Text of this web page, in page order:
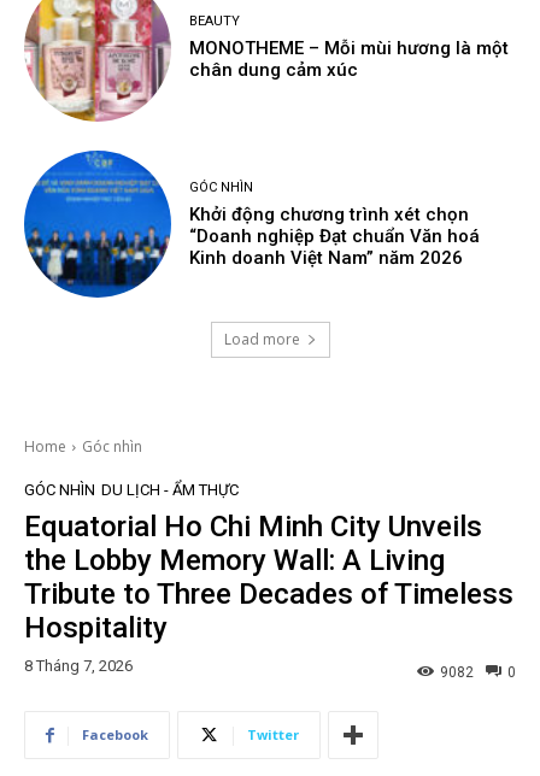
BEAUTY
MONOTHEME – Mỗi mùi hương là một
chân dung cảm xúc
GÓC NHÌN
Khởi động chương trình xét chọn
“Doanh nghiệp Đạt chuẩn Văn hoá
Kinh doanh Việt Nam” năm 2026
Load more